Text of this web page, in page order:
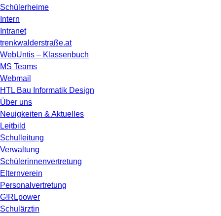
Schülerheime
Intern
Intranet
trenkwalderstraße.at
WebUntis – Klassenbuch
MS Teams
Webmail
HTL Bau Informatik Design
Über uns
Neuigkeiten & Aktuelles
Leitbild
Schulleitung
Verwaltung
Schülerinnenvertretung
Elternverein
Personalvertretung
G!RLpower
Schulärztin